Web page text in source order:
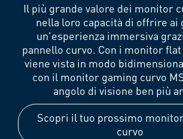
Il più grande valore dei monitor
nella loro capacità di offrire ai
un'esperienza immersiva
pannello curvo. Con i monitor
viene vista in modo
con il monitor gaming curvo
angolo di visione ben più
Scopri il tuo prossimo
curvo